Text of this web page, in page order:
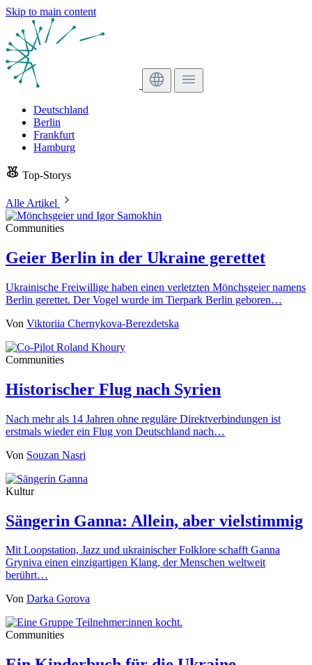
Skip to main content
Deutschland
Berlin
Frankfurt
Hamburg
Top-Storys
Alle Artikel
Communities
Geier Berlin in der Ukraine gerettet
Ukrainische Freiwillige haben einen verletzten Mönchsgeier namens
Berlin gerettet. Der Vogel wurde im Tierpark Berlin geboren…
Von Viktoriia Chernykova-Berezdetska
Communities
Historischer Flug nach Syrien
Nach mehr als 14 Jahren ohne reguläre Direktverbindungen ist
erstmals wieder ein Flug von Deutschland nach…
Von Souzan Nasri
Kultur
Sängerin Ganna: Allein, aber vielstimmig
Mit Loopstation, Jazz und ukrainischer Folklore schafft Ganna
Gryniva einen einzigartigen Klang, der Menschen weltweit
berührt…
Von Darka Gorova
Communities